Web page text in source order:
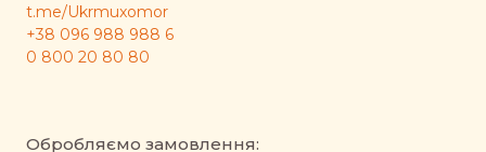
t.me/Ukrmuxomor
+38 096 988 988 6
0 800 20 80 80
Обробляємо замовлення: